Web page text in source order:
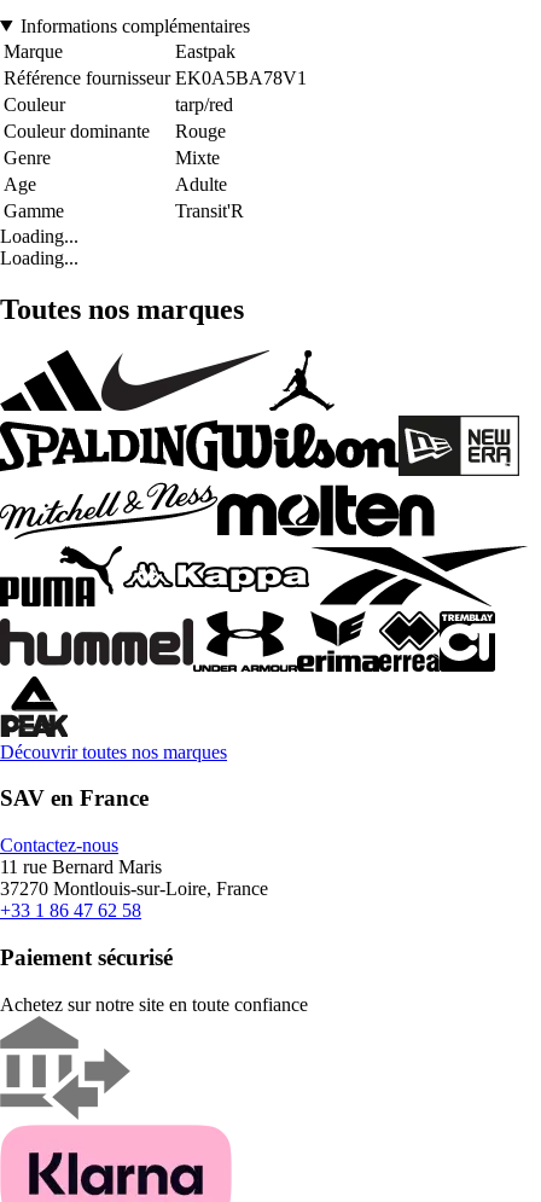
Informations complémentaires
Marque
Eastpak
Référence fournisseur EK0A5BA78V1
Couleur
tarp/red
Couleur dominante
Rouge
Genre
Mixte
Age
Adulte
Gamme
Transit'R
Loading...
Loading...
Toutes nos marques
Découvrir toutes nos marques
SAV en France
Contactez-nous
11 rue Bernard Maris
37270 Montlouis-sur-Loire, France
+33 1 86 47 62 58
Paiement sécurisé
Achetez sur notre site en toute confiance